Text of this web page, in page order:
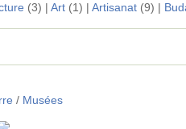
(3) | Art(1) | Artisanat(9) |
/ Musées